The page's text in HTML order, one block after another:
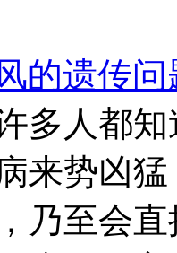
的遗传问
多人都
来势凶
乃至会